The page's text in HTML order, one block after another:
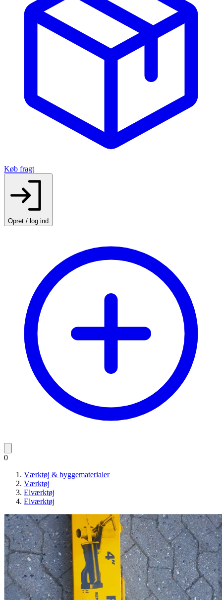
Køb fragt
Opret / log ind
0
Værktøj & byggematerialer
Værktøj
Elværktøj
Elværktøj